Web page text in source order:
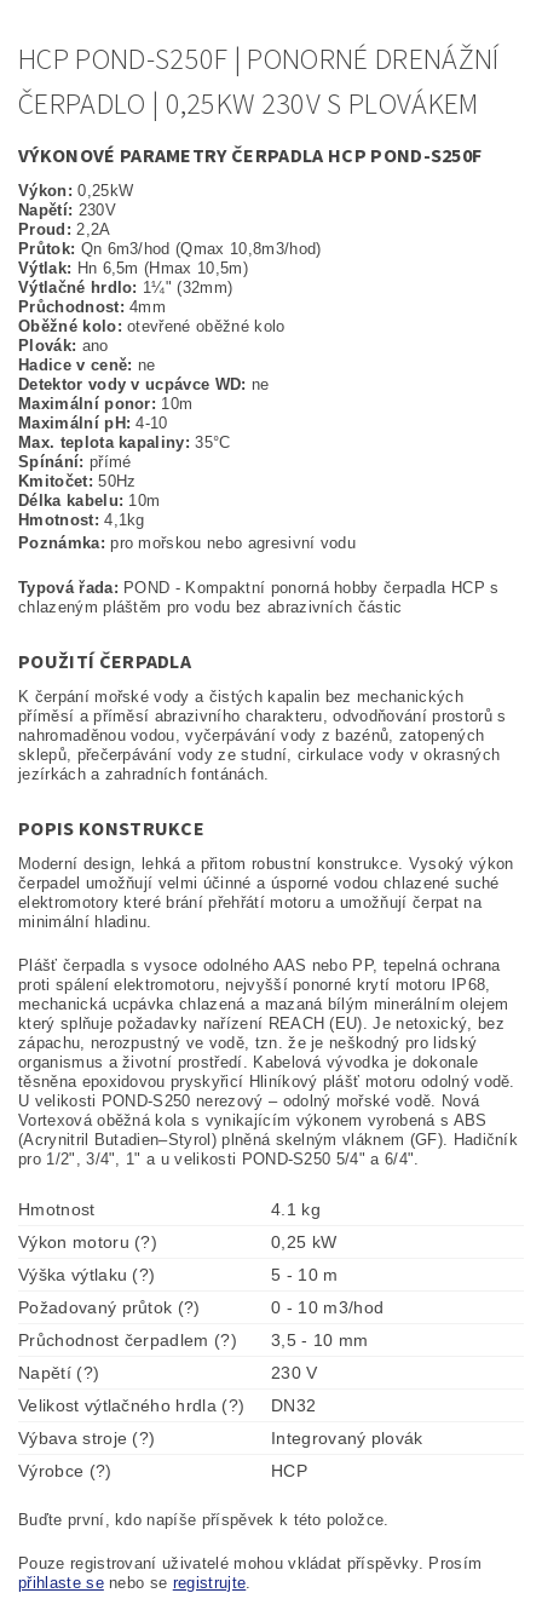
HCP POND-S250F | PONORNÉ DRENÁŽNÍ
ČERPADLO | 0,25KW 230V S PLOVÁKEM
VÝKONOVÉ PARAMETRY ČERPADLA HCP POND-S250F
Výkon: 0,25kW
Napětí: 230V
Proud: 2,2A
Průtok: Qn 6m3/hod (Qmax 10,8m3/hod)
Výtlak: Hn 6,5m (Hmax 10,5m)
Výtlačné hrdlo: 1¼" (32mm)
Průchodnost:4mm
Oběžné kolo: otevřené oběžné kolo
Plovák: ano
Hadice v ceně: ne
Detektor vody v ucpávce WD: ne
Maximální ponor: 10m
Maximální pH:4-10
Max. teplota kapaliny:35°C
Spínání: přímé
Kmitočet:50Hz
Délka kabelu: 10m
Hmotnost: 4,1kg
Poznámka: pro mořskou nebo agresivní vodu
Typová řada: POND - Kompaktní ponorná hobby čerpadla HCP s
chlazeným pláštěm pro vodu bez abrazivních částic
POUŽITÍ ČERPADLA
K čerpání mořské vody a čistých kapalin bez mechanických
příměsí a příměsí abrazivního charakteru, odvodňování prostorů s
nahromaděnou vodou, vyčerpávání vody z bazénů, zatopených
sklepů, přečerpávání vody ze studní, cirkulace vody v okrasných
jezírkách a zahradních fontánách.
POPIS KONSTRUKCE
Moderní design, lehká a přitom robustní konstrukce. Vysoký výkon
čerpadel umožňují velmi účinné a úsporné vodou chlazené suché
elektromotory které brání přehřátí motoru a umožňují čerpat na
minimální hladinu.
Plášť čerpadla s vysoce odolného AAS nebo PP, tepelná ochrana
proti spálení elektromotoru, nejvyšší ponorné krytí motoru IP68,
mechanická ucpávka chlazená a mazaná bílým minerálním olejem
který splňuje požadavky nařízení REACH (EU). Je netoxický, bez
zápachu, nerozpustný ve vodě, tzn. že je neškodný pro lidský
organismus a životní prostředí. Kabelová vývodka je dokonale
těsněna epoxidovou pryskyřicí Hliníkový plášť motoru odolný vodě.
U velikosti POND-S250 nerezový – odolný mořské vodě. Nová
Vortexová oběžná kola s vynikajícím výkonem vyrobená s ABS
(Acrynitril Butadien–Styrol) plněná skelným vláknem (GF). Hadičník
pro 1/2", 3/4", 1" a u velikosti POND-S250 5/4" a 6/4".
Hmotnost
4.1 kg
Výkon motoru (?)
0,25 kW
Výška výtlaku (?)
5 - 10 m
Požadovaný průtok (?)
0 - 10 m3/hod
Průchodnost čerpadlem (?)
3,5 - 10 mm
Napětí (?)
230 V
Velikost výtlačného hrdla (?)
DN32
Výbava stroje (?)
Integrovaný plovák
Výrobce (?)
HCP
Buďte první, kdo napíše příspěvek k této položce.
Pouze registrovaní uživatelé mohou vkládat příspěvky. Prosím
přihlaste senebo se registrujte.